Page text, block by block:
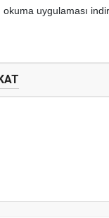
uygulaması